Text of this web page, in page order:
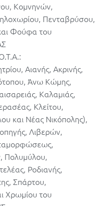
Κομνηνών,
Πενταβρύσου,
Φούφα του
Αιανής, Ακρινής,
Άνω Κώμης,
Καλαμιάς,
Κλείτου,
και Νέας Νικόπολης),
Λιβερών,
Πολυμύλου,
Ροδιανής,
Σπάρτου,
Χρωμίου του